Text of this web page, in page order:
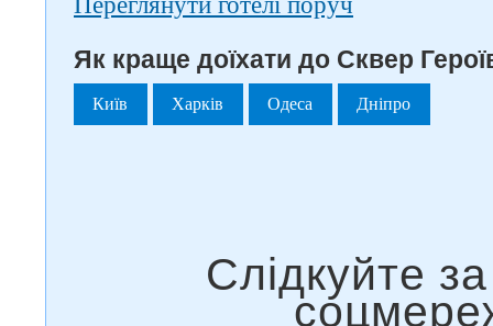
Як краще доїхати до Сквер
Київ Харків Одеса Дніпро